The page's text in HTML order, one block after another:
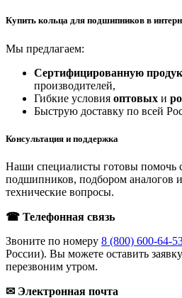
Купить кольца для подшипников в
Мы предлагаем:
Сертифицированную
производителей,
Гибкие условия оптовых и
Быструю доставку по всей
Консультация и поддержка
Наши специалисты готовы помочь
подшипников, подбором аналогов
технические вопросы.
☎ Телефонная связь
Звоните по номеру 8 (800) 600-64-
России). Вы можете оставить
перезвоним утром.
✉ Электронная почта